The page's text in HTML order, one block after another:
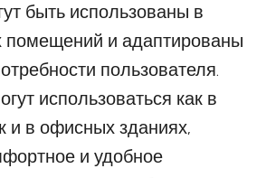
быть использованы в
помещений и адаптированы
пользователя.
использоваться как в
и в офисных зданиях,
и удобное